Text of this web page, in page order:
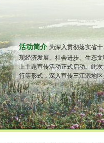
活动简介 为深入贯彻落实省
现经济发展、社会进步、生态
上主题宣传活动正式启动。此
行等形式，深入宣传三江源地